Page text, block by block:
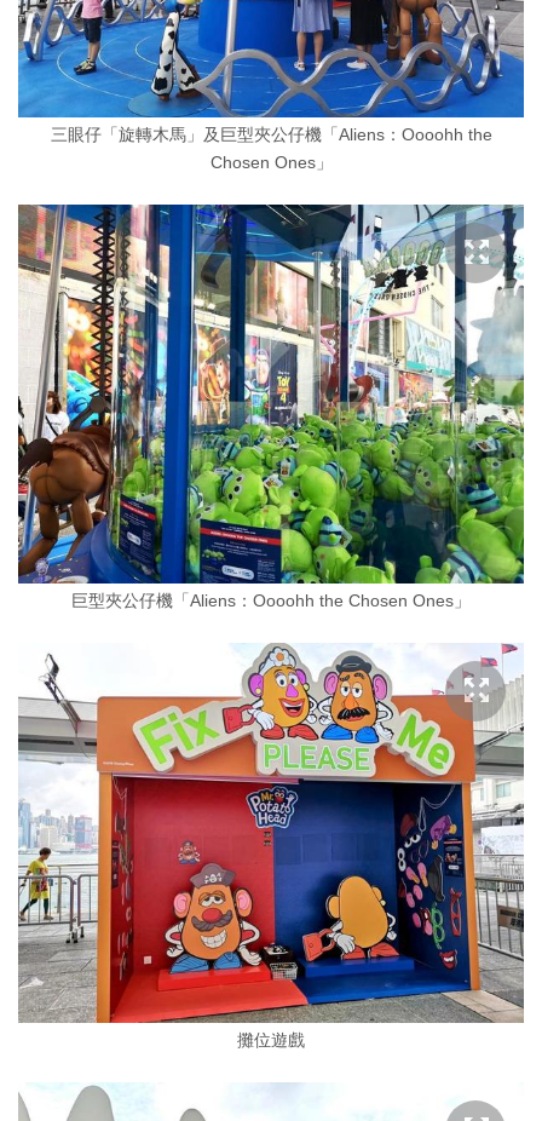
三眼仔「旋轉木馬」及巨型夾公仔機「Aliens：Oooohh the
Chosen Ones」
巨型夾公仔機「Aliens：Oooohh the Chosen Ones」
攤位遊戲